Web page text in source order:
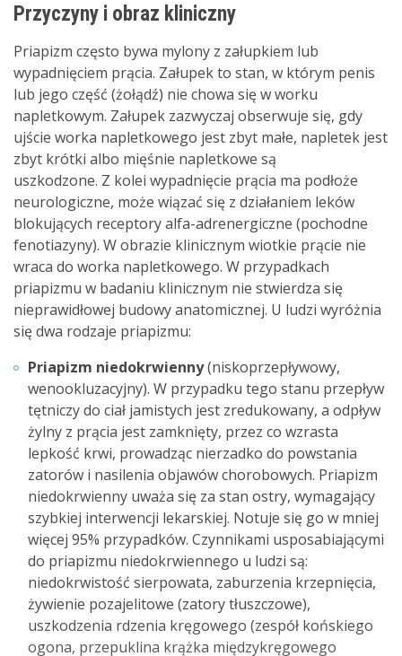
Przyczyny i obraz kliniczny
Priapizm często bywa mylony z załupkiem lub
wypadnięciem prącia. Załupek to stan, w którym penis
lub jego część (żołądź) nie chowa się w worku
napletkowym. Załupek zazwyczaj obserwuje się, gdy
ujście worka napletkowego jest zbyt małe, napletek jest
zbyt krótki albo mięśnie napletkowe są
uszkodzone. Z kolei wypadnięcie prącia ma podłoże
neurologiczne, może wiązać się z działaniem leków
blokujących receptory alfa-adrenergiczne (pochodne
fenotiazyny). W obrazie klinicznym wiotkie prącie nie
wraca do worka napletkowego. W przypadkach
priapizmu w badaniu klinicznym nie stwierdza się
nieprawidłowej budowy anatomicznej. U ludzi wyróżnia
się dwa rodzaje priapizmu:
Priapizm niedokrwienny(niskoprzepływowy,
wenookluzacyjny). W przypadku tego stanu przepływ
tętniczy do ciał jamistych jest zredukowany, a odpływ
żylny z prącia jest zamknięty, przez co wzrasta
lepkość krwi, prowadząc nierzadko do powstania
zatorów i nasilenia objawów chorobowych. Priapizm
niedokrwienny uważa się za stan ostry, wymagający
szybkiej interwencji lekarskiej. Notuje się go w mniej
więcej 95% przypadków. Czynnikami usposabiającymi
do priapizmu niedokrwiennego u ludzi są:
niedokrwistość sierpowata, zaburzenia krzepnięcia,
żywienie pozajelitowe (zatory tłuszczowe),
uszkodzenia rdzenia kręgowego (zespół końskiego
ogona, przepuklina krążka międzykręgowego